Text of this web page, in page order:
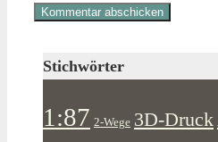
Stichwörter
1:87 2-Wege 3D-Druck